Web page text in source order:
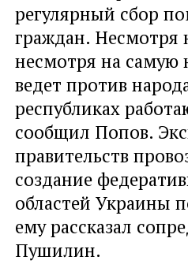
регулярный сбор
граждан. Несмотря
несмотря на самую
ведет против
республиках
сообщил Попов.
правительств
создание
областей Украины
ему рассказал
Пушилин.